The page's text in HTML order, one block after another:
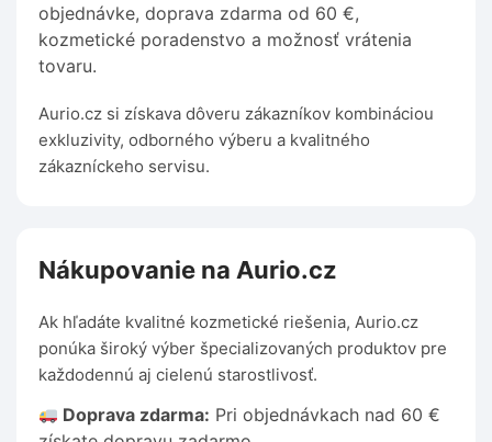
objednávke, doprava zdarma od 60 €,
kozmetické poradenstvo a možnosť vrátenia
tovaru.
Aurio.cz si získava dôveru zákazníkov kombináciou
exkluzivity, odborného výberu a kvalitného
zákazníckeho servisu.
Nákupovanie na Aurio.cz
Ak hľadáte kvalitné kozmetické riešenia, Aurio.cz
ponúka široký výber špecializovaných produktov pre
každodennú aj cielenú starostlivosť.
Doprava zdarma: Pri objednávkach nad 60 €